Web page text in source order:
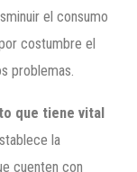
el consumo
costumbre el
problemas.
que tiene vital
la
cuenten con